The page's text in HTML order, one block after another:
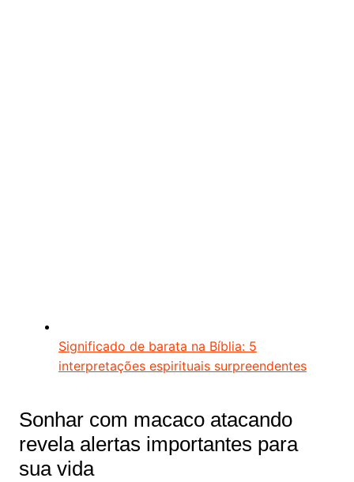
Significado de barata na Bíblia: 5
interpretações espirituais surpreendentes
Sonhar com macaco atacando
revela alertas importantes para
sua vida